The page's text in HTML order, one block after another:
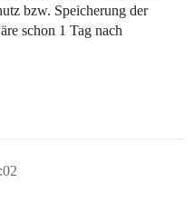
bzw. Speicherung der
schon 1 Tag nach